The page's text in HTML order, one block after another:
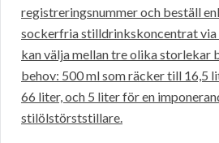
registreringsnummer och beställ
sockerfria stilldrinkskoncentrat via
kan välja mellan tre olika storlekar
behov: 500 ml som räcker till 16,5
66 liter, och 5 liter för en
stilölstörststillare.